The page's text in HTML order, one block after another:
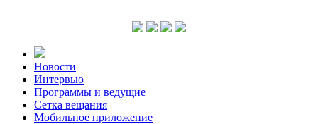
Новости
Интервью
Программы и ведущие
Сетка вещания
Мобильное приложение